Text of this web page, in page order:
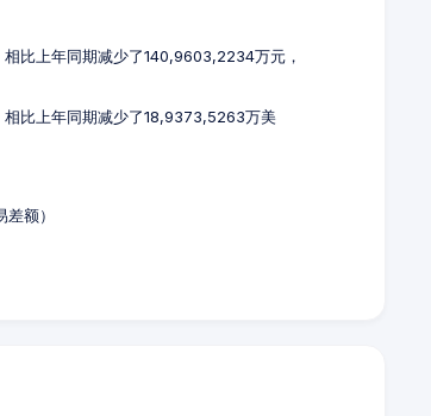
比上年同期减少了140,9603,2234万元，
比上年同期减少了18,9373,5263万美
额）